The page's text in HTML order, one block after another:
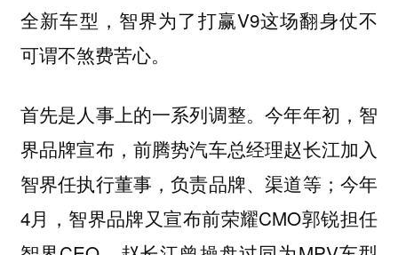
全新车型，智界为了打赢V9这场翻身仗不
可谓不煞费苦心。
首先是人事上的一系列调整。今年年初，智
界品牌宣布，前腾势汽车总经理赵长江加入
智界任执行董事，负责品牌、渠道等；今年
4月，智界品牌又宣布前荣耀CMO郭锐担任